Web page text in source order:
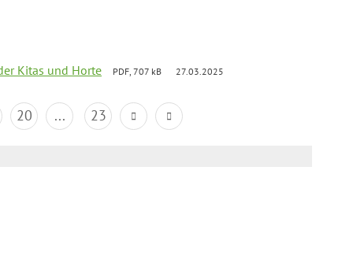
Kitas und Horte PDF, 707 kB 27.03.2025
20 ... 23